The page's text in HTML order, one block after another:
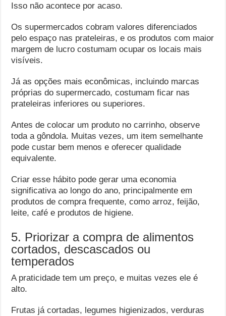
Isso não acontece por acaso.
Os supermercados cobram valores diferenciados
pelo espaço nas prateleiras, e os produtos com maior
margem de lucro costumam ocupar os locais mais
visíveis.
Já as opções mais econômicas, incluindo marcas
próprias do supermercado, costumam ficar nas
prateleiras inferiores ou superiores.
Antes de colocar um produto no carrinho, observe
toda a gôndola. Muitas vezes, um item semelhante
pode custar bem menos e oferecer qualidade
equivalente.
Criar esse hábito pode gerar uma economia
significativa ao longo do ano, principalmente em
produtos de compra frequente, como arroz, feijão,
leite, café e produtos de higiene.
5. Priorizar a compra de alimentos
cortados, descascados ou
temperados
A praticidade tem um preço, e muitas vezes ele é
alto.
Frutas já cortadas, legumes higienizados, verduras